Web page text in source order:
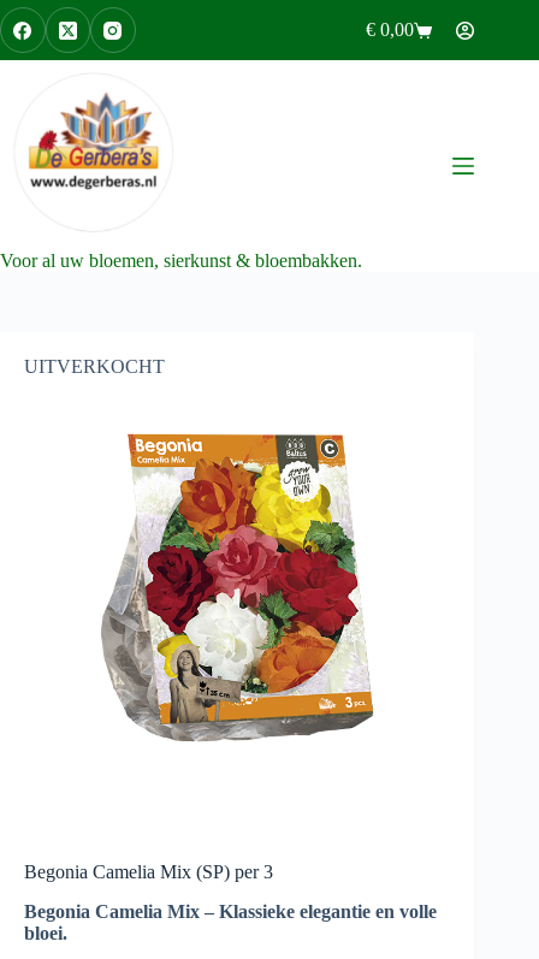
Ga
naar
de
Winkelwagen
€ 0,00
Voor al uw bloemen, sierkunst & bloembakken.
UITVERKOCHT
Begonia Camelia Mix (SP) per 3
Begonia Camelia Mix – Klassieke elegantie en volle
bloei.